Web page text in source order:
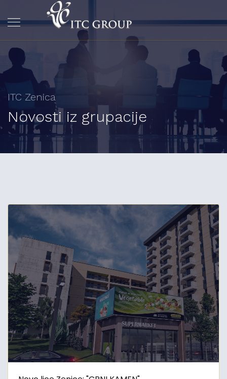
ITC Zenica
Novosti iz grupacije